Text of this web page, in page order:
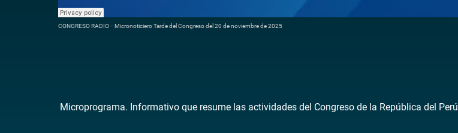
CONGRESO RADIO · Micronoticiero Tarde del Congreso del 20 de noviembre de 2025
Microprograma. Informativo que resume las actividades del Congreso de la República del Perú